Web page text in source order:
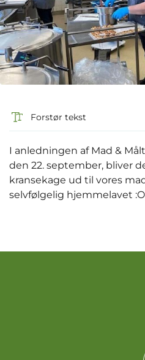
Forstør tekst
I anledningen af Mad &
den 22. september, bliver
kransekage ud til vores
selvfølgelig hjemmelavet